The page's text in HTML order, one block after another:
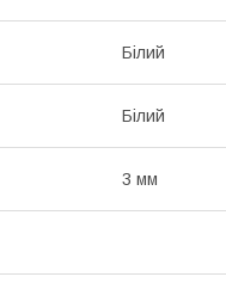
Білий
Білий
3 мм